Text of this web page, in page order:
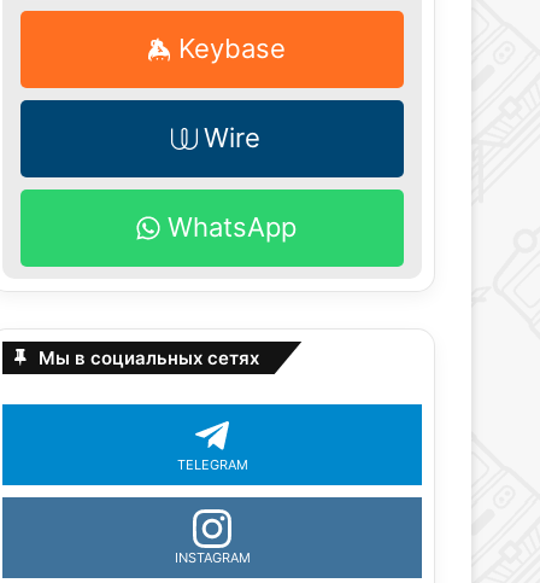
Keybase
Wire
WhatsApp
Мы в социальных сетях
TELEGRAM
INSTAGRAM